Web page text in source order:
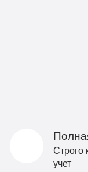
Строго
учет